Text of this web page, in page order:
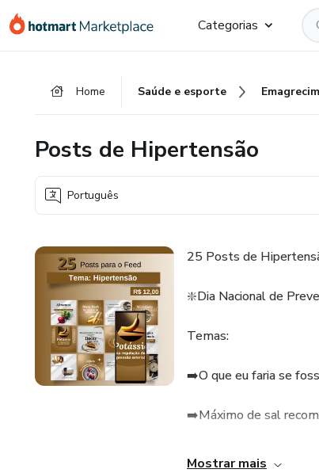
para
para
para
Categorias
Home Saúde e esporte
Posts de Hipertensão
Português
25 Posts de
❇️Dia Nacional de
Temas:
➡️O que eu faria se
➡️Máximo de sal
➡️Café e sua relação
Mostrar mais